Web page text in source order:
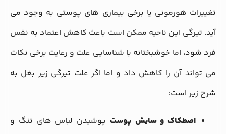
تغییرات هورمونی یا برخی بیماری های پوستی به وجود می
آید. تیرگی این ناحیه ممکن است باعث کاهش اعتماد به نفس
فرد شود، اما خوشبختانه با شناسایی علت و رعایت برخی نکات
می تواند آن را کاهش داد و اما اگر علت تیرگی زیر بغل به
شرح زیر است:
اصطکاک و سایش پوست پوشیدن لباس های تنگ و